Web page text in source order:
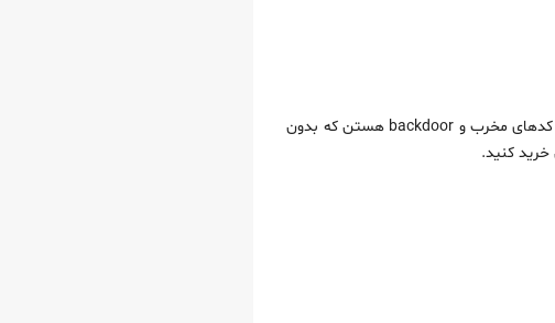
یکی از دلایل اصلی هک شدن سایت‌ها، استفاده از افزونه‌ها و قالب‌های نال‌شده‌ست. این فایل‌ها معمولا حاوی کدهای مخرب و backdoor هستن که بدون